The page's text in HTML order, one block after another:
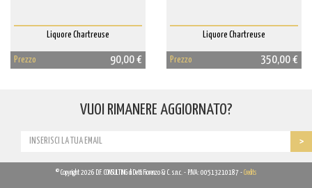
Liquore Chartreuse
Prezzo 90,00 €
Liquore Chartreuse
Prezzo 350,00 €
VUOI RIMANERE AGGIORNATO?
© Copyright 2026 D.F. CONSULTING di Detti Fiorenzo & C. s.n.c. - P.IVA: 00513210187 - Credits